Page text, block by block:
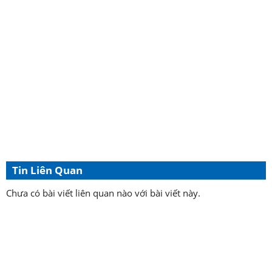
Tin Liên Quan
Chưa có bài viết liên quan nào với bài viết này.